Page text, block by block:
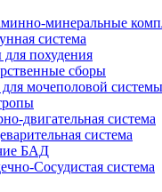
минеральные
система
похудения
сборы
мочеполовой системы
двигательная система
система
БАД
Сосудистая система